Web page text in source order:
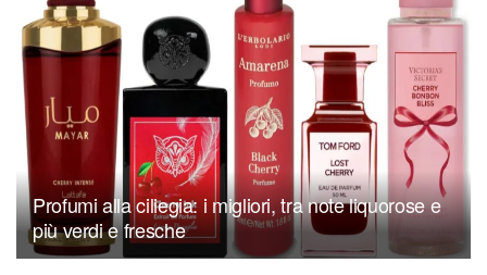
Profumi alla ciliegia: i migliori, tra note liquorose e
più verdi e fresche